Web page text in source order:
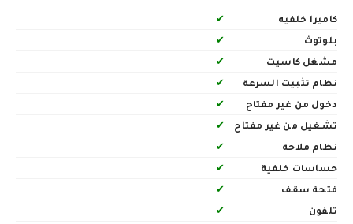
كاميرا خلفيه
✔
بلوتوث
✔
مشغل كاسيت
✔
نظام تثبيت السرعة
✔
دخول من غير مفتاح
✔
تشغيل من غير مفتاح
✔
نظام ملاحة
✔
حساسات خلفية
✔
فتحة سقف
✔
تلفون
✔